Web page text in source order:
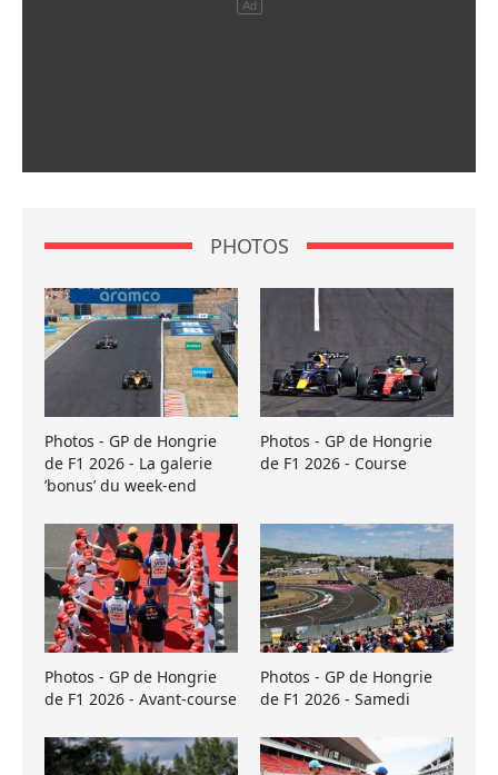
PHOTOS
Photos - GP de Hongrie
de F1 2026 - La galerie
’bonus’ du week-end
Photos - GP de Hongrie
de F1 2026 - Course
Photos - GP de Hongrie
de F1 2026 - Avant-course
Photos - GP de Hongrie
de F1 2026 - Samedi